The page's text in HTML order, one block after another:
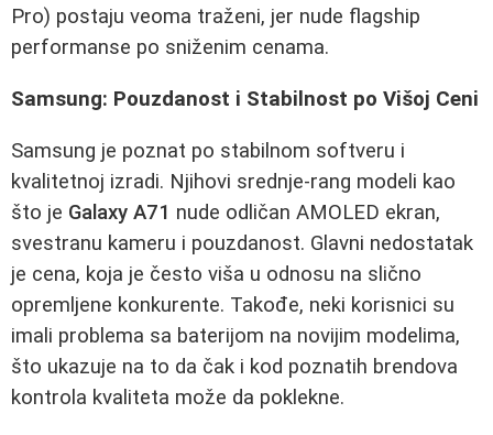
Pro) postaju veoma traženi, jer nude flagship
performanse po sniženim cenama.
Samsung: Pouzdanost i Stabilnost po Višoj Ceni
Samsung je poznat po stabilnom softveru i
kvalitetnoj izradi. Njihovi srednje-rang modeli kao
što je Galaxy A71 nude odličan AMOLED ekran,
svestranu kameru i pouzdanost. Glavni nedostatak
je cena, koja je često viša u odnosu na slično
opremljene konkurente. Takođe, neki korisnici su
imali problema sa baterijom na novijim modelima,
što ukazuje na to da čak i kod poznatih brendova
kontrola kvaliteta može da poklekne.